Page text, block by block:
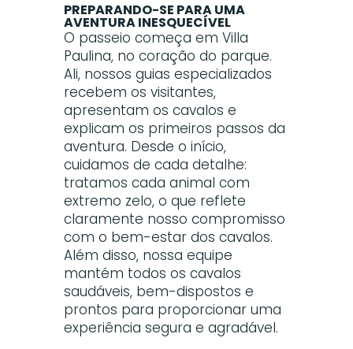
PREPARANDO-SE PARA UMA
AVENTURA INESQUECÍVEL
O passeio começa em Villa
Paulina, no coração do parque.
Ali, nossos guias especializados
recebem os visitantes,
apresentam os cavalos e
explicam os primeiros passos da
aventura. Desde o início,
cuidamos de cada detalhe:
tratamos cada animal com
extremo zelo, o que reflete
claramente nosso compromisso
com o bem-estar dos cavalos.
Além disso, nossa equipe
mantém todos os cavalos
saudáveis, bem-dispostos e
prontos para proporcionar uma
experiência segura e agradável.